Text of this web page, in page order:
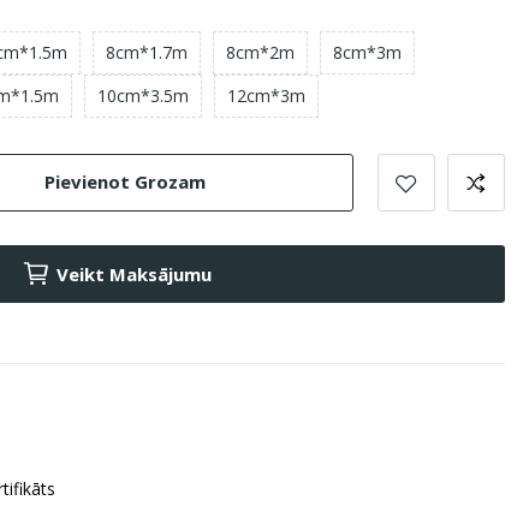
8cm*1.7m 8cm*2m
8cm*3m
10cm*3.5m 12cm*3m
Pievienot Grozam
Veikt Maksājumu